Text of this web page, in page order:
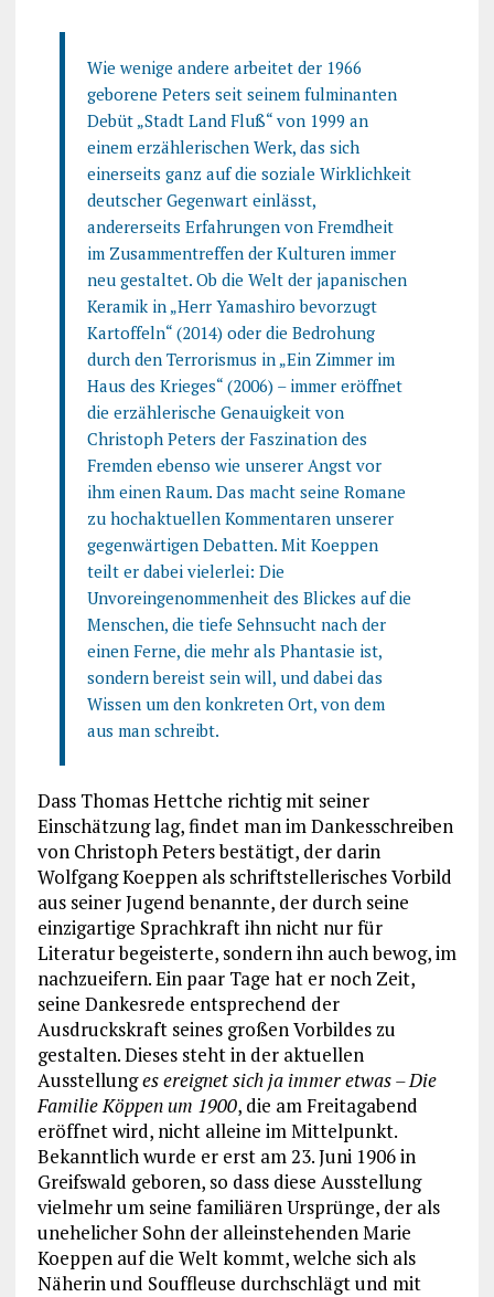
Wie wenige andere arbeitet der 1966
geborene Peters seit seinem fulminanten
Debüt „Stadt Land Fluß“ von 1999 an
einem erzählerischen Werk, das sich
einerseits ganz auf die soziale Wirklichkeit
deutscher Gegenwart einlässt,
andererseits Erfahrungen von Fremdheit
im Zusammentreffen der Kulturen immer
neu gestaltet. Ob die Welt der japanischen
Keramik in „Herr Yamashiro bevorzugt
Kartoffeln“ (2014) oder die Bedrohung
durch den Terrorismus in „Ein Zimmer im
Haus des Krieges“ (2006) – immer eröffnet
die erzählerische Genauigkeit von
Christoph Peters der Faszination des
Fremden ebenso wie unserer Angst vor
ihm einen Raum. Das macht seine Romane
zu hochaktuellen Kommentaren unserer
gegenwärtigen Debatten. Mit Koeppen
teilt er dabei vielerlei: Die
Unvoreingenommenheit des Blickes auf die
Menschen, die tiefe Sehnsucht nach der
einen Ferne, die mehr als Phantasie ist,
sondern bereist sein will, und dabei das
Wissen um den konkreten Ort, von dem
aus man schreibt.
Dass Thomas Hettche richtig mit seiner
Einschätzung lag, findet man im Dankesschreiben
von Christoph Peters bestätigt, der darin
Wolfgang Koeppen als schriftstellerisches Vorbild
aus seiner Jugend benannte, der durch seine
einzigartige Sprachkraft ihn nicht nur für
Literatur begeisterte, sondern ihn auch bewog, im
nachzueifern. Ein paar Tage hat er noch Zeit,
seine Dankesrede entsprechend der
Ausdruckskraft seines großen Vorbildes zu
gestalten. Dieses steht in der aktuellen
Ausstellunges ereignet sich ja immer etwas – Die
Familie Köppen um 1900, die am Freitagabend
eröffnet wird, nicht alleine im Mittelpunkt.
Bekanntlich wurde er erst am 23. Juni 1906 in
Greifswald geboren, so dass diese Ausstellung
vielmehr um seine familiären Ursprünge, der als
unehelicher Sohn der alleinstehenden Marie
Koeppen auf die Welt kommt, welche sich als
Näherin und Souffleuse durchschlägt und mit